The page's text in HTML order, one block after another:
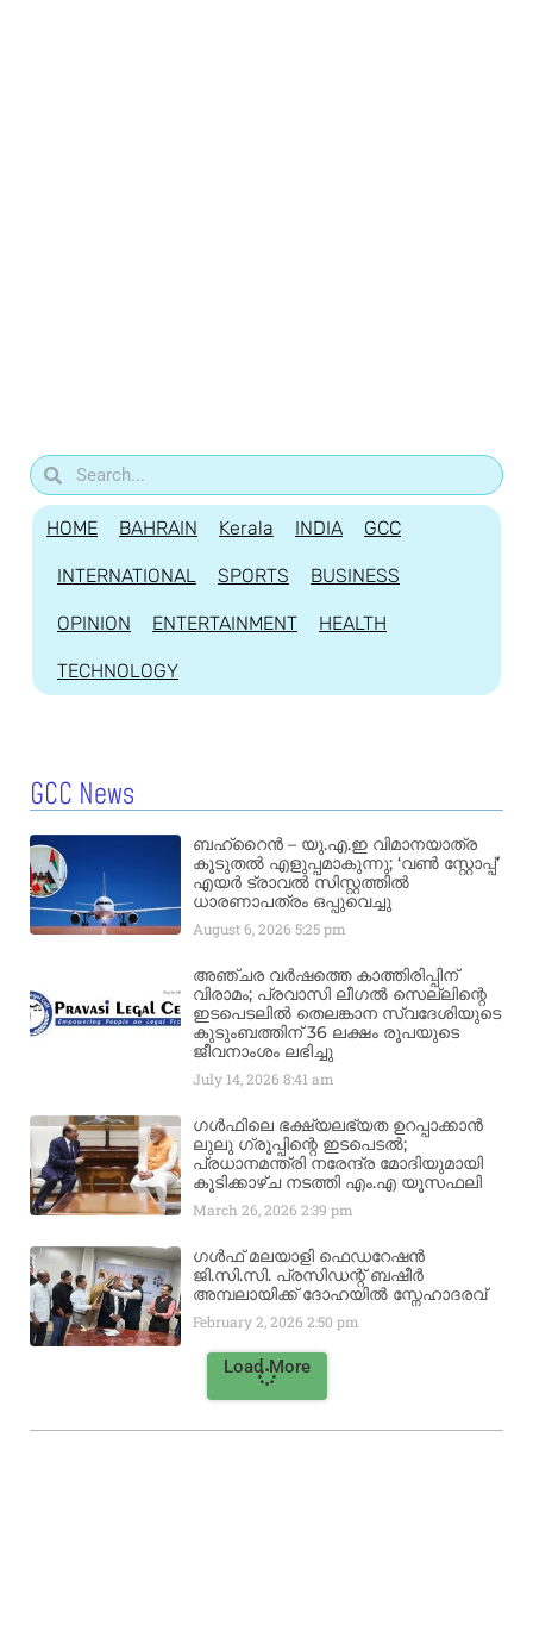
HOME BAHRAIN Kerala INDIA GCC
INTERNATIONAL SPORTS BUSINESS
OPINION ENTERTAINMENT HEALTH
TECHNOLOGY
GCC News
ബഹ്‌റൈൻ – യു.എ.ഇ വിമാനയാത്ര
കൂടുതൽ എളുപ്പമാകുന്നു; ‘വൺ സ്റ്റോപ്പ്’
എയർ ട്രാവൽ സിസ്റ്റത്തിൽ
ധാരണാപത്രം ഒപ്പുവെച്ചു
August 6, 20265:25 pm
അഞ്ചര വർഷത്തെ കാത്തിരിപ്പിന്
വിരാമം; പ്രവാസി ലീഗൽ സെല്ലിന്റെ
ഇടപെടലിൽ തെലങ്കാന സ്വദേശിയുടെ
കുടുംബത്തിന് 36 ലക്ഷം രൂപയുടെ
ജീവനാംശം ലഭിച്ചു
July 14, 20268:41 am
ഗൾഫിലെ ഭക്ഷ്യലഭ്യത ഉറപ്പാക്കാൻ
ലുലു ഗ്രൂപ്പിന്റെ ഇടപെടൽ;
പ്രധാനമന്ത്രി നരേന്ദ്ര മോദിയുമായി
കൂടിക്കാഴ്ച നടത്തി എം.എ യൂസഫലി
March 26, 20262:39 pm
ഗൾഫ് മലയാളി ഫെഡറേഷൻ
ജി.സി.സി. പ്രസിഡന്റ് ബഷീർ
അമ്പലായിക്ക് ദോഹയിൽ സ്നേഹാദരവ്
February 2, 20262:50 pm
Load More